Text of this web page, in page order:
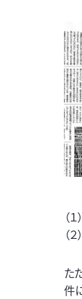
（
（
た
件